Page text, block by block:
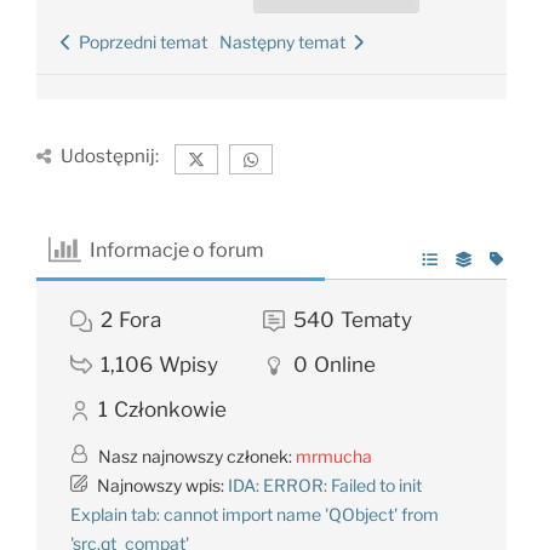
Poprzedni temat Następny temat
Udostępnij:
Informacje o forum
2 Fora 540 Tematy
1,106 Wpisy 0 Online
1 Członkowie
Nasz najnowszy członek: mrmucha
Najnowszy wpis: IDA: ERROR: Failed to init
Explain tab: cannot import name 'QObject' from
'src.qt_compat'